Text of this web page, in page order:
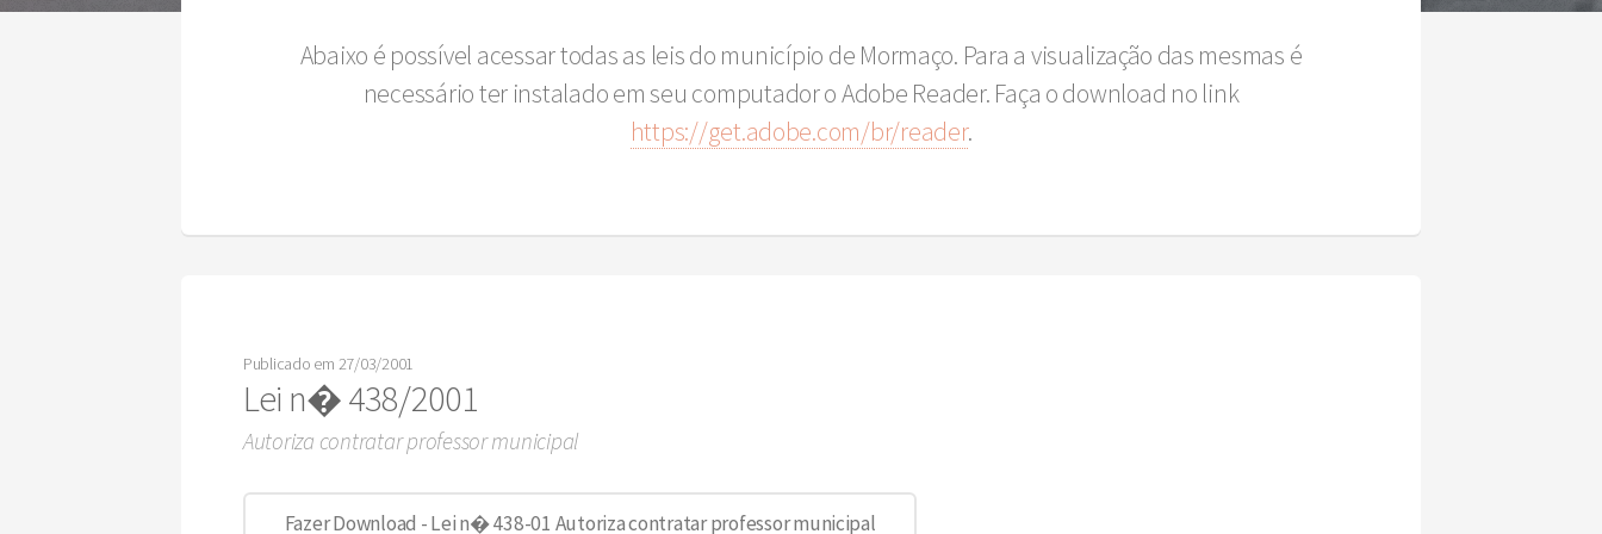
Abaixo é possível acessar todas as leis do município de Mormaço. Para a visualização das mesmas é
necessário ter instalado em seu computador o Adobe Reader. Faça o download no link
https://get.adobe.com/br/reader.
Publicado em 27/03/2001
Lei n� 438/2001
Autoriza contratar professor municipal
Fazer Download - Lei n� 438-01 Autoriza contratar professor municipal